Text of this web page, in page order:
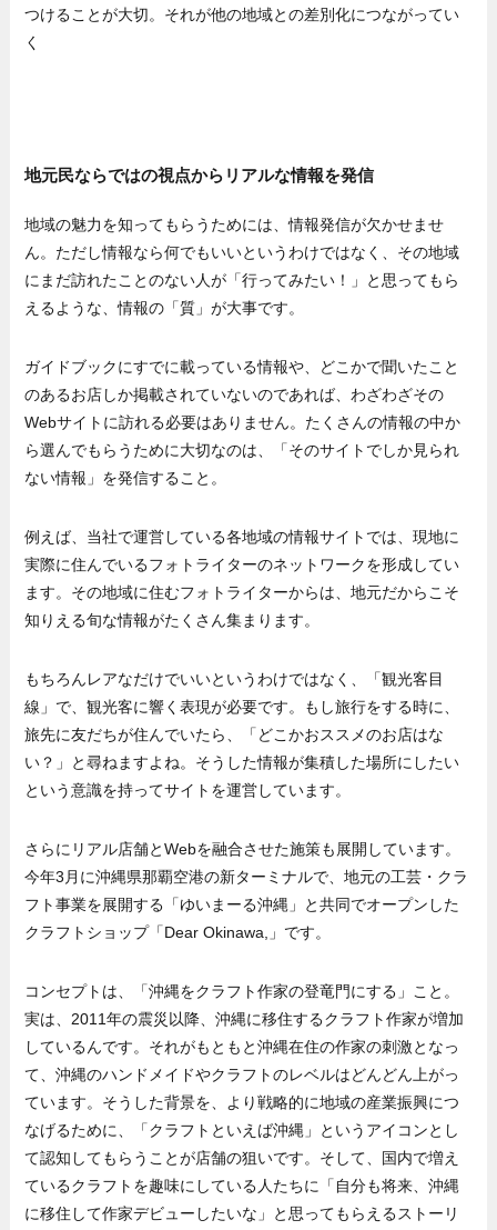
つけることが大切。それが他の地域との差別化につながってい
く
地元民ならではの視点からリアルな情報を発信
地域の魅力を知ってもらうためには、情報発信が欠かせませ
ん。ただし情報なら何でもいいというわけではなく、その地域
にまだ訪れたことのない人が「行ってみたい！」と思ってもら
えるような、情報の「質」が大事です。
ガイドブックにすでに載っている情報や、どこかで聞いたこと
のあるお店しか掲載されていないのであれば、わざわざその
Webサイトに訪れる必要はありません。たくさんの情報の中か
ら選んでもらうために大切なのは、「そのサイトでしか見られ
ない情報」を発信すること。
例えば、当社で運営している各地域の情報サイトでは、現地に
実際に住んでいるフォトライターのネットワークを形成してい
ます。その地域に住むフォトライターからは、地元だからこそ
知りえる旬な情報がたくさん集まります。
もちろんレアなだけでいいというわけではなく、「観光客目
線」で、観光客に響く表現が必要です。もし旅行をする時に、
旅先に友だちが住んでいたら、「どこかおススメのお店はな
い？」と尋ねますよね。そうした情報が集積した場所にしたい
という意識を持ってサイトを運営しています。
さらにリアル店舗とWebを融合させた施策も展開しています。
今年3月に沖縄県那覇空港の新ターミナルで、地元の工芸・クラ
フト事業を展開する「ゆいまーる沖縄」と共同でオープンした
クラフトショップ「Dear Okinawa,」です。
コンセプトは、「沖縄をクラフト作家の登竜門にする」こと。
実は、2011年の震災以降、沖縄に移住するクラフト作家が増加
しているんです。それがもともと沖縄在住の作家の刺激となっ
て、沖縄のハンドメイドやクラフトのレベルはどんどん上がっ
ています。そうした背景を、より戦略的に地域の産業振興につ
なげるために、「クラフトといえば沖縄」というアイコンとし
て認知してもらうことが店舗の狙いです。そして、国内で増え
ているクラフトを趣味にしている人たちに「自分も将来、沖縄
に移住して作家デビューしたいな」と思ってもらえるストーリ